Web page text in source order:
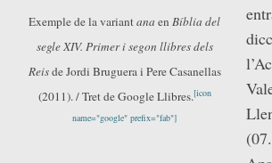
Exemple de la variantana en Bíblia del
segle XIV. Primer i segon llibres dels
Reisde Jordi Bruguera i Pere Casanellas
(2011). / Tret de Google Llibres.[icon
name="google" prefix="fab"]